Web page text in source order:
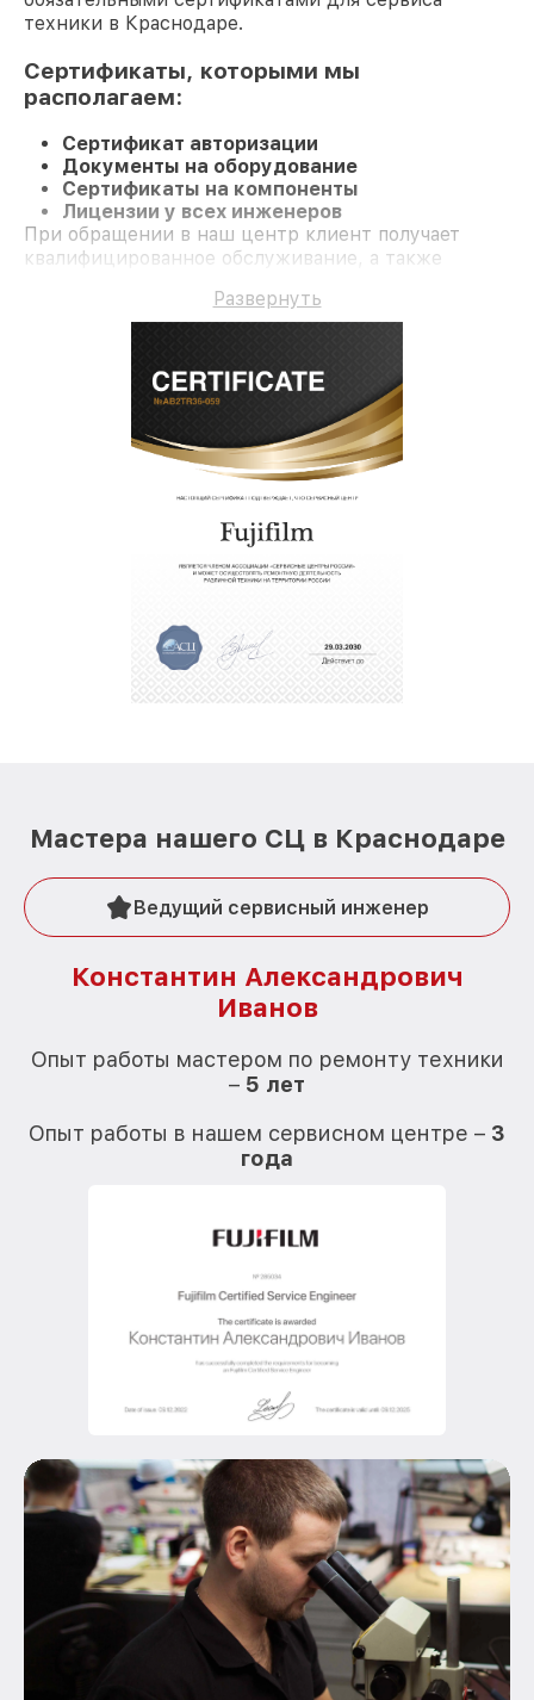
техники в Краснодаре.
Сертификаты, которыми мы
располагаем:
Сертификат авторизации
Документы на оборудование
Сертификаты на компоненты
Лицензии у всех инженеров
При обращении в наш центр клиент получает
квалифицированное обслуживание, а также
Развернуть
Мастера нашего СЦ в Краснодаре
Ведущий сервисный инженер
Константин Александрович
Иванов
Опыт работы мастером по ремонту техники
– 5 лет
Опыт работы в нашем сервисном центре – 3
года